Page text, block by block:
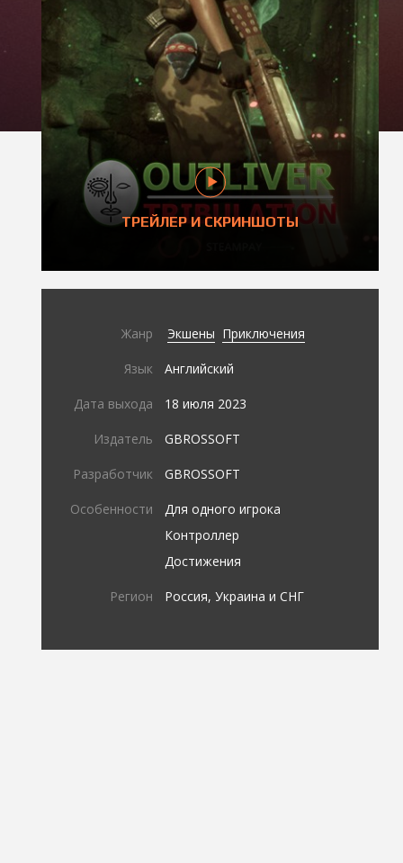
ТРЕЙЛЕР И СКРИНШОТЫ
Жанр Экшены Приключения
Язык Английский
Дата выхода 18 июля 2023
Издатель GBROSSOFT
Разработчик GBROSSOFT
Особенности
Для одного игрока
Контроллер
Достижения
Регион Россия, Украина и СНГ